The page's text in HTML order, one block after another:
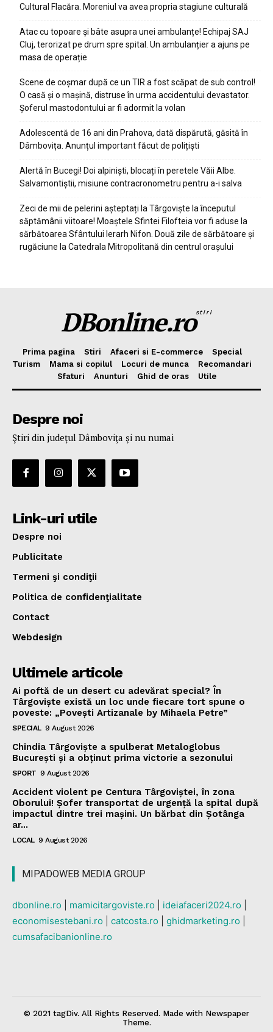
Cultural Flacăra. Moreniul va avea propria stagiune culturală
Atac cu topoare și bâte asupra unei ambulanțe! Echipaj SAJ
Cluj, terorizat pe drum spre spital. Un ambulanțier a ajuns pe
masa de operație
Scene de coșmar după ce un TIR a fost scăpat de sub control!
O casă și o mașină, distruse în urma accidentului devastator.
Șoferul mastodontului ar fi adormit la volan
Adolescentă de 16 ani din Prahova, dată dispărută, găsită în
Dâmbovița. Anunțul important făcut de polițiști
Alertă în Bucegi! Doi alpiniști, blocați în peretele Văii Albe.
Salvamontiștii, misiune contracronometru pentru a-i salva
Zeci de mii de pelerini așteptați la Târgoviște la începutul
săptămânii viitoare! Moaștele Sfintei Filofteia vor fi aduse la
sărbătoarea Sfântului Ierarh Nifon. Două zile de sărbătoare și
rugăciune la Catedrala Mitropolitană din centrul orașului
DBonline.rostiri
Prima pagina Stiri Afaceri si E-commerce
Special
Turism
Mama si copilul Locuri de munca
Recomandari
Sfaturi
Anunturi Ghid de oras Utile
Despre noi
Ştiri din judeţul Dâmboviţa şi nu numai
Link-uri utile
Despre noi
Publicitate
Termeni şi condiţii
Politica de confidenţialitate
Contact
Webdesign
Ultimele articole
Ai poftă de un desert cu adevărat special? În
Târgoviște există un loc unde fiecare tort spune o
poveste: „Povești Artizanale by Mihaela Petre”
SPECIAL 9 August 2026
Chindia Târgoviște a spulberat Metaloglobus
București și a obținut prima victorie a sezonului
SPORT 9 August 2026
Accident violent pe Centura Târgoviștei, în zona
Oborului! Șofer transportat de urgență la spital după
impactul dintre trei mașini. Un bărbat din Șotânga
ar...
LOCAL 9 August 2026
MIPADOWEB MEDIA GROUP
dbonline.ro mamicitargoviste.ro ideiafaceri2024.ro
economisestebani.ro
catcosta.ro ghidmarketing.ro
cumsafacibanionline.ro
© 2021 tagDiv. All Rights Reserved. Made with Newspaper
Theme.